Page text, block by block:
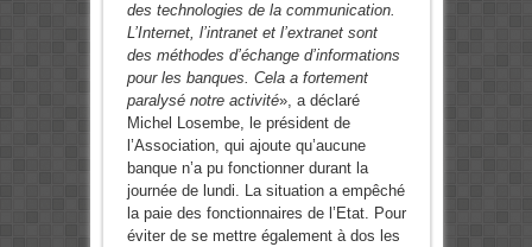
des technologies de la communication.
L’Internet, l’intranet et l’extranet sont
des méthodes d’échange d’informations
pour les banques. Cela a fortement
paralysé notre activité», a déclaré
Michel Losembe, le président de
l’Association, qui ajoute qu’aucune
banque n’a pu fonctionner durant la
journée de lundi. La situation a empêché
la paie des fonctionnaires de l’Etat. Pour
éviter de se mettre également à dos les